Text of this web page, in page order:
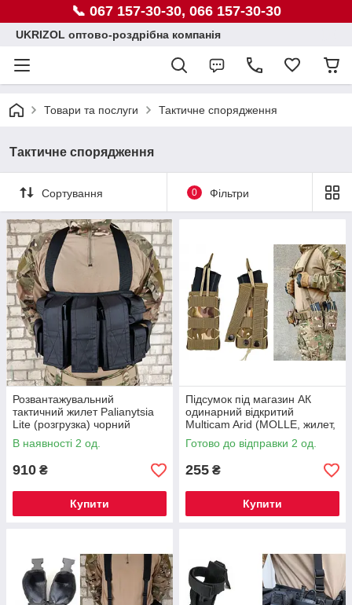
📞 067 157-30-30, 066 157-30-30
UKRIZOL оптово-роздрібна компанія
Товари та послуги Тактичне спорядження
Тактичне спорядження
Сортування 0 Фільтри
Розвантажувальний
тактичний жилет Palianytsia
Lite (розгрузка) чорний
В наявності 2 од.
910 ₴
Купити
Підсумок під магазин АК
одинарний відкритий
Multicam Arid (MOLLE, жилет,
РПС)
Готово до відправки 2 од.
255 ₴
Купити